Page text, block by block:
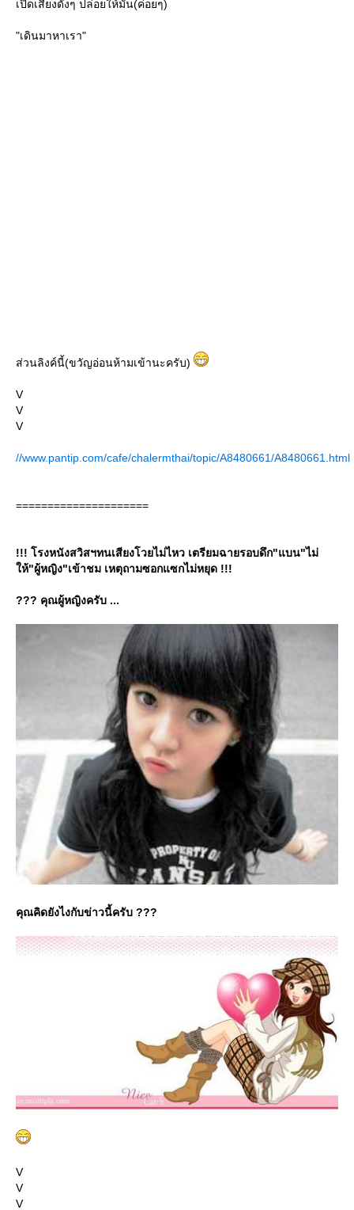
เปิดเสียงดังๆ ปล่อยให้มัน(ค่อยๆ)
"เดินมาหาเรา"
ส่วนลิงค์นี้(ขวัญอ่อนห้ามเข้านะครับ)
V
V
V
//www.pantip.com/cafe/chalermthai/topic/A8480661/A8480661.html
=====================
!!! โรงหนังสวิสฯทนเสียงโวยไม่ไหว เตรียมฉายรอบดึก"แบน"ไม่
ห้"ผู้หญิง"เข้าชม เหตุถามซอกแซกไม่หยุด !!!
??? คุณผู้หญิงครับ ...
คุณคิดยังไงกับข่าวนี้ครับ ???
V
V
V